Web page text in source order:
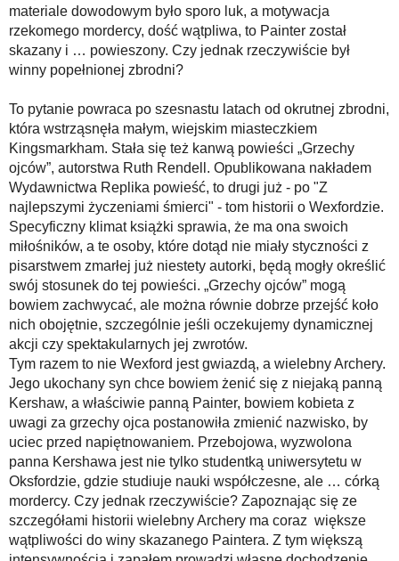
materiale dowodowym było sporo luk, a motywacja
rzekomego mordercy, dość wątpliwa, to Painter został
skazany i … powieszony. Czy jednak rzeczywiście był
winny popełnionej zbrodni?
To pytanie powraca po szesnastu latach od okrutnej zbrodni,
która wstrząsnęła małym, wiejskim miasteczkiem
Kingsmarkham. Stała się też kanwą powieści „Grzechy
ojców”, autorstwa Ruth Rendell. Opublikowana nakładem
Wydawnictwa Replika powieść, to drugi już - po "Z
najlepszymi życzeniami śmierci" - tom historii o Wexfordzie.
Specyficzny klimat książki sprawia, że ma ona swoich
miłośników, a te osoby, które dotąd nie miały styczności z
pisarstwem zmarłej już niestety autorki, będą mogły określić
swój stosunek do tej powieści. „Grzechy ojców” mogą
bowiem zachwycać, ale można równie dobrze przejść koło
nich obojętnie, szczególnie jeśli oczekujemy dynamicznej
akcji czy spektakularnych jej zwrotów.
Tym razem to nie Wexford jest gwiazdą, a wielebny Archery.
Jego ukochany syn chce bowiem żenić się z niejaką panną
Kershaw, a właściwie panną Painter, bowiem kobieta z
uwagi za grzechy ojca postanowiła zmienić nazwisko, by
uciec przed napiętnowaniem. Przebojowa, wyzwolona
panna Kershawa jest nie tylko studentką uniwersytetu w
Oksfordzie, gdzie studiuje nauki współczesne, ale … córką
mordercy. Czy jednak rzeczywiście? Zapoznając się ze
szczegółami historii wielebny Archery ma coraz większe
wątpliwości do winy skazanego Paintera. Z tym większą